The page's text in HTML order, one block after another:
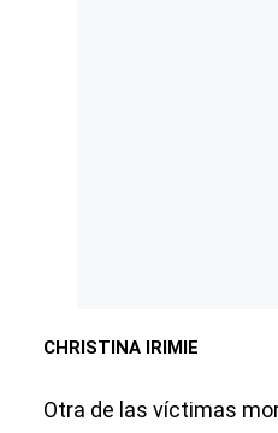
CHRISTINA IRIMIE
Otra de las víctimas